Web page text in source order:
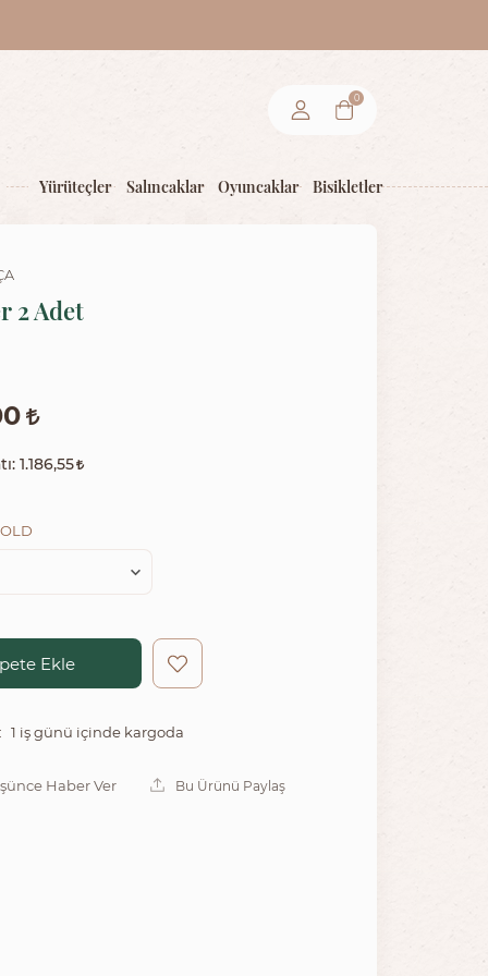
0
Yürüteçler Salıncaklar Oyuncaklar Bisikletler
2 Adet
1.186,55
Ekle
1 iş günü içinde kargoda
Haber Ver Bu Ürünü Paylaş